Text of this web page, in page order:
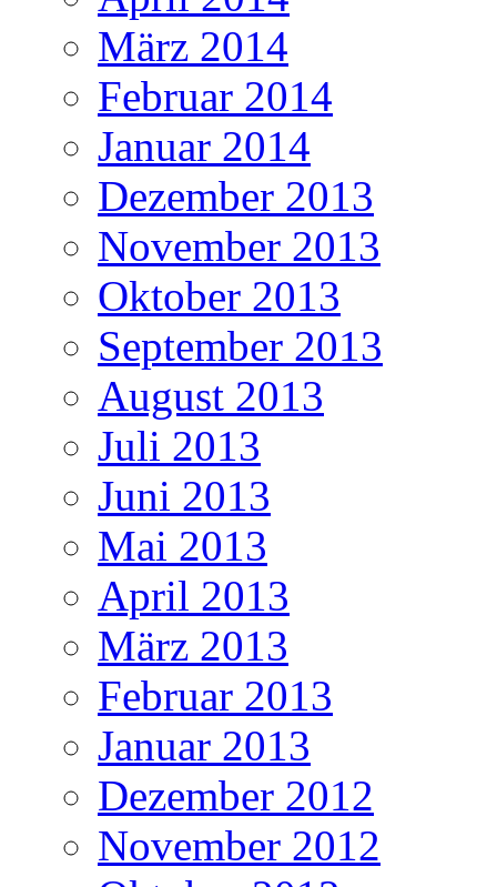
März 2014
Februar 2014
Januar 2014
Dezember 2013
November 2013
Oktober 2013
September 2013
August 2013
Juli 2013
Juni 2013
Mai 2013
April 2013
März 2013
Februar 2013
Januar 2013
Dezember 2012
November 2012